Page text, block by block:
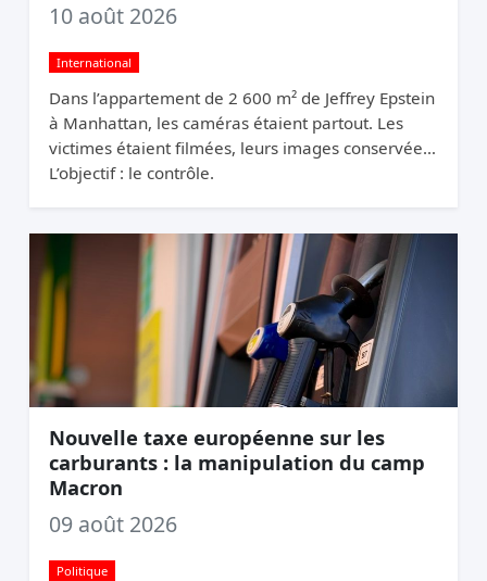
10 août 2026
International
Dans l’appartement de 2 600 m² de Jeffrey Epstein
à Manhattan, les caméras étaient partout. Les
victimes étaient filmées, leurs images conservées.
L’objectif : le contrôle.
Nouvelle taxe européenne sur les
carburants : la manipulation du camp
Macron
09 août 2026
Politique